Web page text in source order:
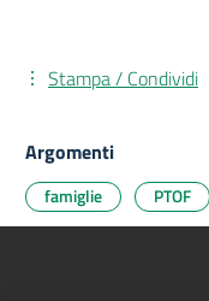
Stampa / Condividi
Argomenti
famiglie PTOF